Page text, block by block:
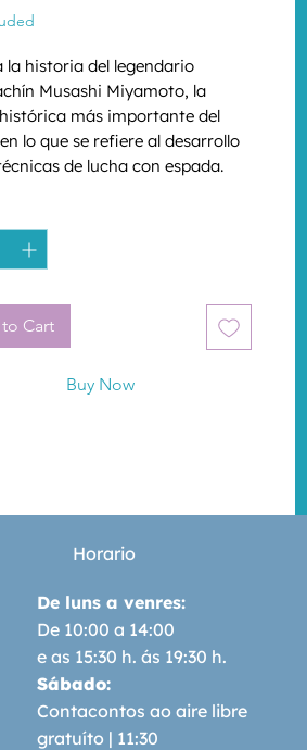
la historia del legendario
Musashi Miyamoto, la
más importante del
lo que se refiere al desarrollo
de lucha con espada.
(aun estando del lado
a una de las batallas más
su decisión de pasar
Musashi y embarcarse en
que lo llevará a enfrentarse
Cart
Buy Now
Horario
De luns a venres:
De 10:00 a 14:00
e as 15:30 h. ás 19:30 h.
Sábado:
Contacontos ao aire libre
gratuíto | 11:30